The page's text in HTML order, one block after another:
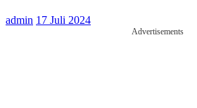
admin 17 Juli 2024
Advertisements